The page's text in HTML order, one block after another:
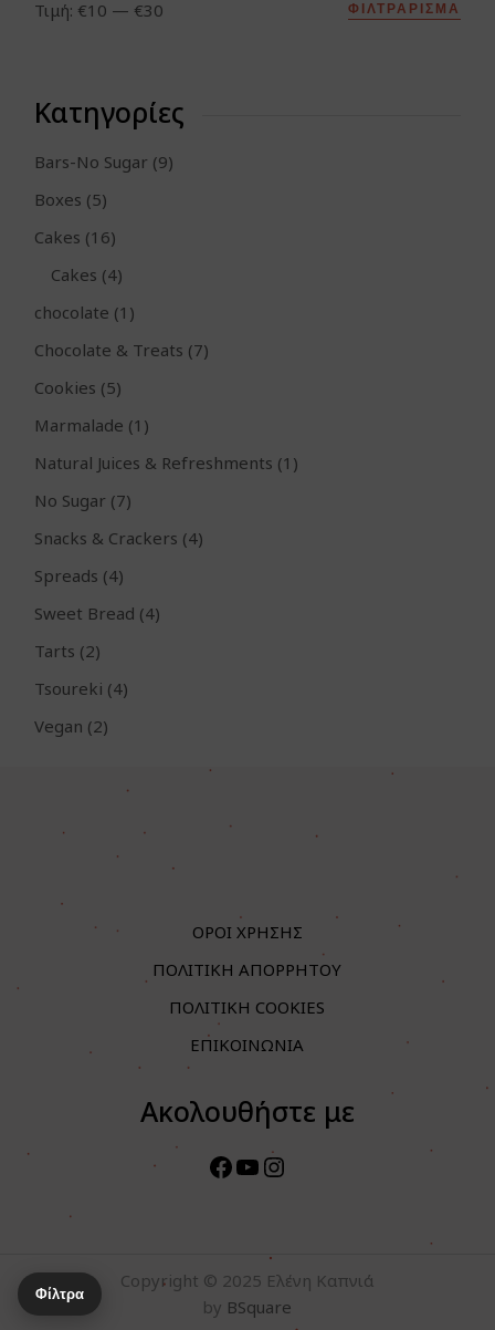
ΦΙΛΤΡΆΡΙΣΜΑ
Τιμή: €10 — €30
Κατηγορίες
Bars-No Sugar 99
προϊόντα
Boxes 55
προϊόντα
Cakes 1616
προϊόντα
Cakes 44
προϊόντα
chocolate 1 1
προϊόν
Chocolate & Treats 77
προϊόντα
Cookies 55
προϊόντα
Marmalade 1 1
προϊόν
Natural Juices & Refreshments 1 1
προϊόν
No Sugar 77
προϊόντα
Snacks & Crackers 44
προϊόντα
Spreads 44
προϊόντα
Sweet Bread 44
προϊόντα
Tarts 22
προϊόντα
Tsoureki 44
προϊόντα
Vegan 22
προϊόντα
ΟΡΟΙ ΧΡΗΣΗΣ
ΠΟΛΙΤΙΚΗ ΑΠΟΡΡΗΤΟΥ
ΠΟΛΙΤΙΚΗ COOKIES
ΕΠΙΚΟΙΝΩΝΙΑ
Ακολουθήστε με
Facebook
YouTube
Copyright © 2025 Ελένη Καπνιά
by BSquare
Φίλτρα